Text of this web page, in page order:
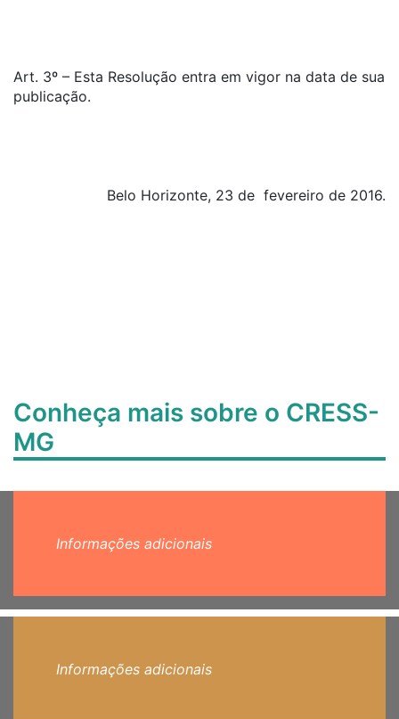
Art. 3º – Esta Resolução entra em vigor na data de sua
publicação.
Belo Horizonte, 23 de fevereiro de 2016.
Conheça mais sobre o CRESS-
MG
Informações adicionais
Informações adicionais